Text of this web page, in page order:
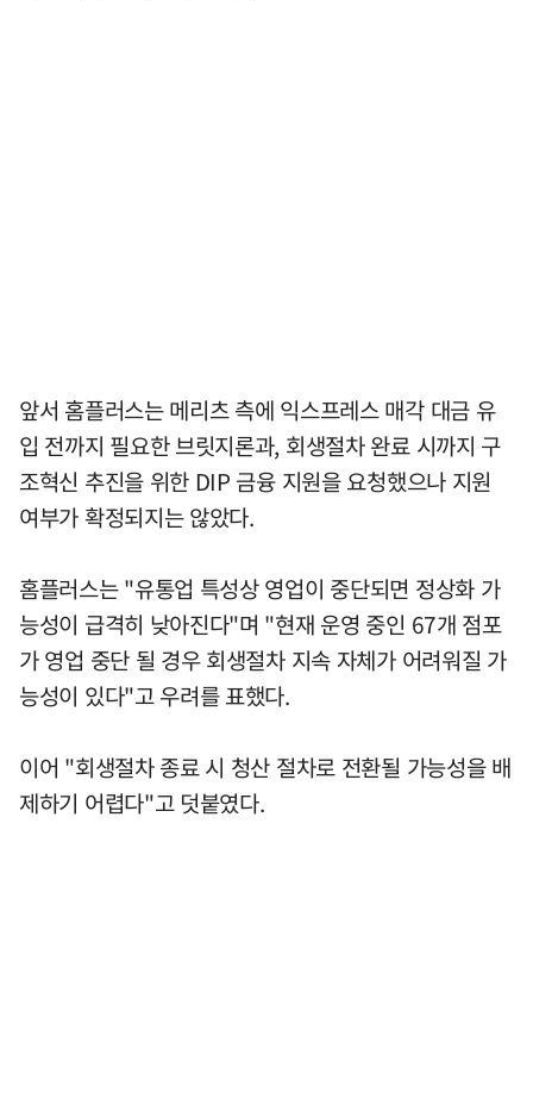
앞서 홈플러스는 메리츠 측에 익스프레스 매각 대금 유
입 전까지 필요한 브릿지론과, 회생절차 완료 시까지 구
조혁신 추진을 위한 DIP 금융 지원을 요청했으나 지원
여부가 확정되지는 않았다.
홈플러스는 "유통업 특성상 영업이 중단되면 정상화 가
능성이 급격히 낮아진다"며 "현재 운영 중인 67개 점포
가 영업 중단 될 경우 회생절차 지속 자체가 어려워질 가
능성이 있다"고 우려를 표했다.
이어 "회생절차 종료 시 청산 절차로 전환될 가능성을 배
제하기 어렵다"고 덧붙였다.